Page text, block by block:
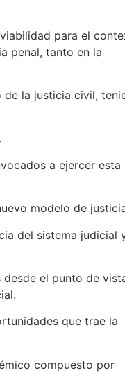
para el
penal, tanto en la
la justicia civil,
a ejercer esta
modelo de
del sistema judicial
el punto de
que trae la
compuesto por